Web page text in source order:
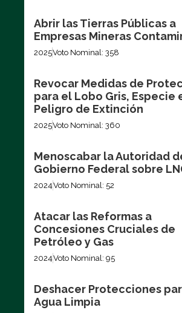
Abrir las Tierras Públicas a
Empresas Mineras
2025Voto Nominal: 358
Revocar Medidas de
para el Lobo Gris, Especie
Peligro de Extinción
2025Voto Nominal: 360
Menoscabar la Autoridad
Gobierno Federal sobre
2024Voto Nominal: 52
Atacar las Reformas a
Concesiones Cruciales de
Petróleo y Gas
2024Voto Nominal: 95
Deshacer Protecciones
Agua Limpia